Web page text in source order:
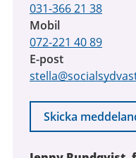
031-366 21 38
Mobil
072-221 40 89
E-post
Skicka